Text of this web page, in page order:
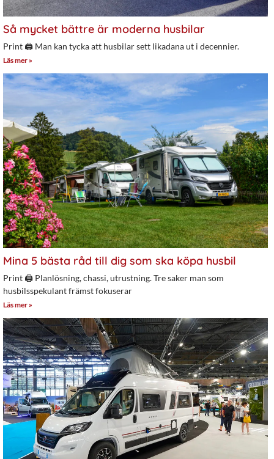
Så mycket bättre är moderna husbilar
Print 🖨 Man kan tycka att husbilar sett likadana ut i decennier.
Läs mer »
Mina 5 bästa råd till dig som ska köpa husbil
Print 🖨 Planlösning, chassi, utrustning. Tre saker man som
husbilsspekulant främst fokuserar
Läs mer »